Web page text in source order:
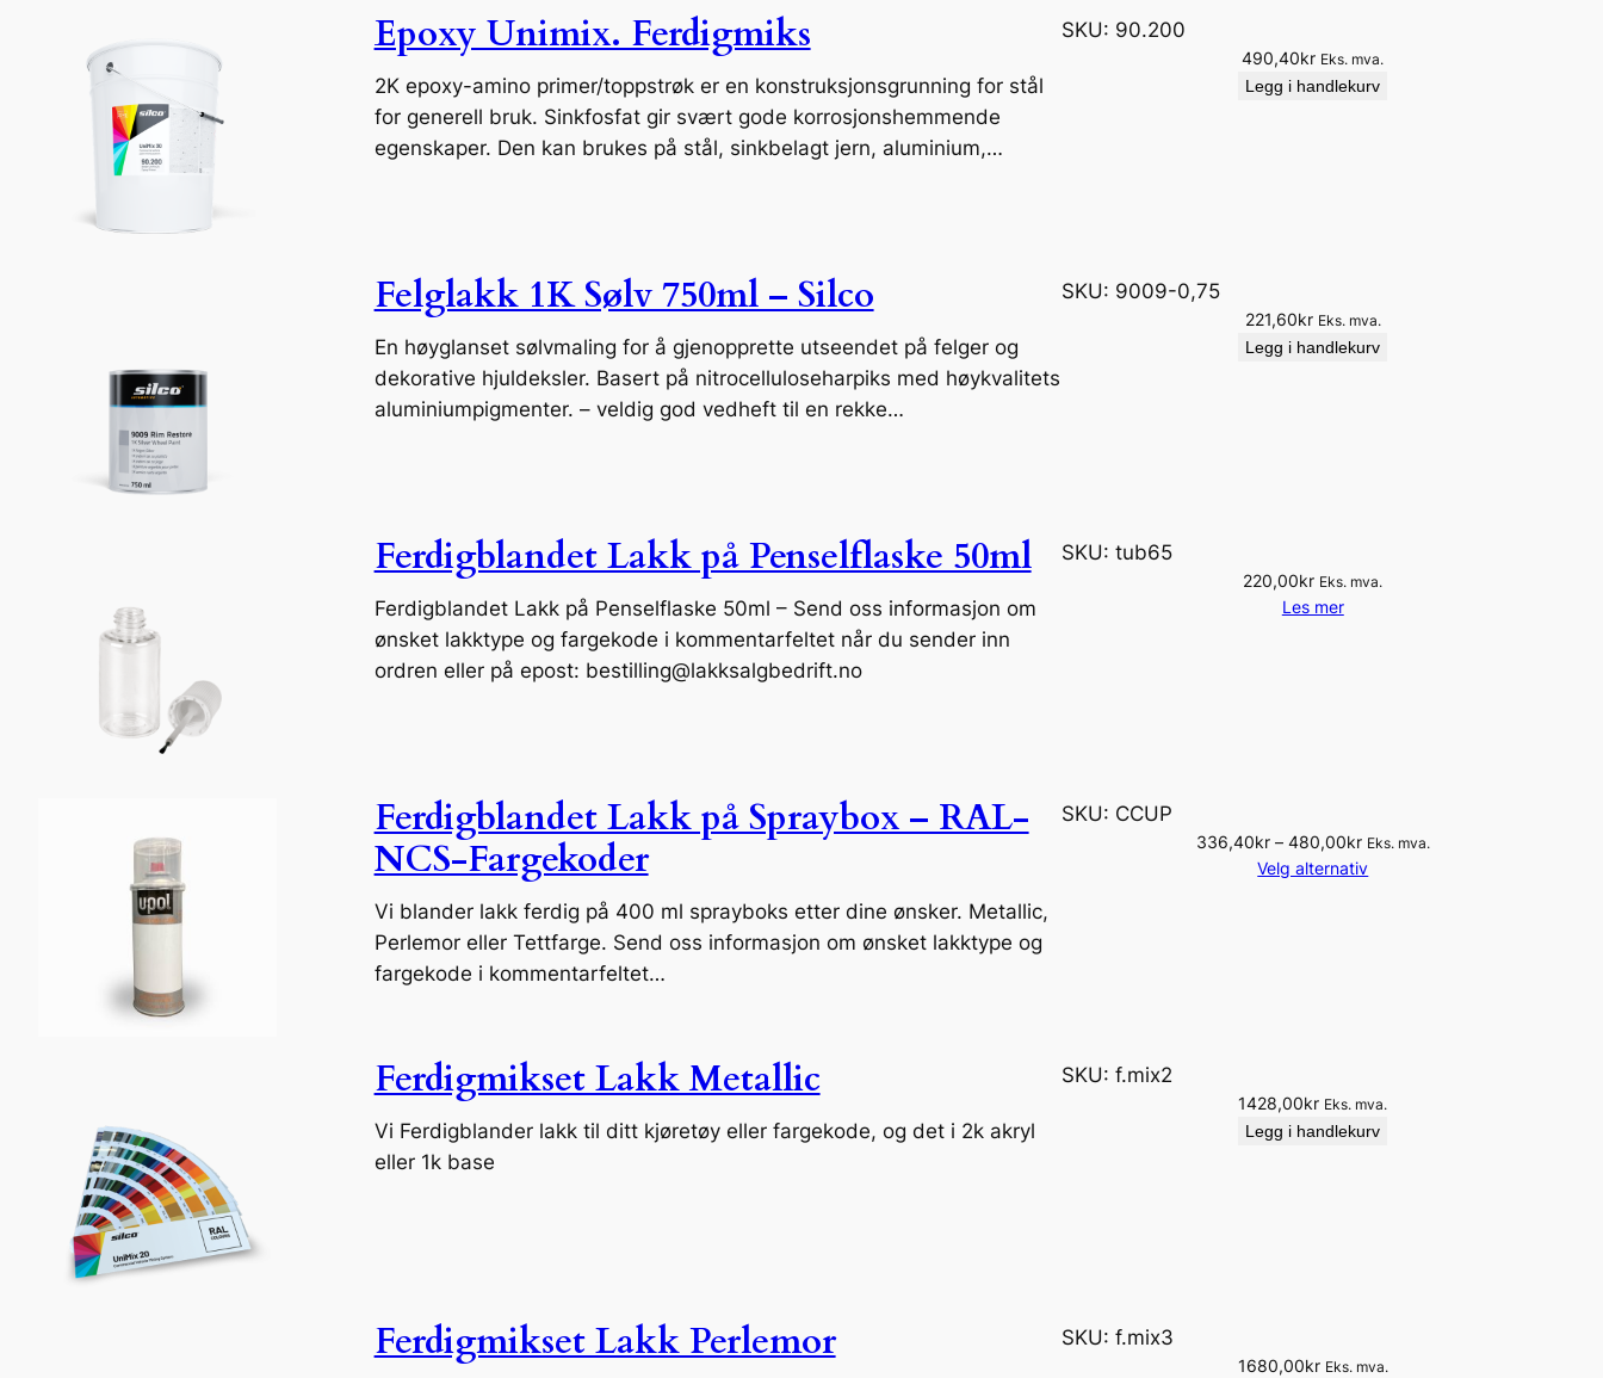
Epoxy Unimix. Ferdigmiks
2K epoxy-amino primer/toppstrøk er en konstruksjonsgrunning for stål
for generell bruk. Sinkfosfat gir svært gode korrosjonshemmende
egenskaper. Den kan brukes på stål, sinkbelagt jern, aluminium,…
SKU: 90.200
490,40kr Eks. mva.
Legg i handlekurv
Felglakk 1K Sølv 750ml – Silco
En høyglanset sølvmaling for å gjenopprette utseendet på felger og
dekorative hjuldeksler. Basert på nitrocelluloseharpiks med høykvalitets
aluminiumpigmenter. – veldig god vedheft til en rekke…
SKU: 9009-0,75
221,60kr Eks. mva.
Legg i handlekurv
Ferdigblandet Lakk på Penselflaske 50ml
Ferdigblandet Lakk på Penselflaske 50ml – Send oss informasjon om
ønsket lakktype og fargekode i kommentarfeltet når du sender inn
ordren eller på epost: bestilling@lakksalgbedrift.no
SKU: tub65
220,00kr Eks. mva.
Les mer
Ferdigblandet Lakk på Spraybox – RAL-
NCS-Fargekoder
Vi blander lakk ferdig på 400 ml sprayboks etter dine ønsker. Metallic,
Perlemor eller Tettfarge. Send oss informasjon om ønsket lakktype og
fargekode i kommentarfeltet…
SKU: CCUP
336,40kr – 480,00krP
r
:
3
i
Eks. mva.
Velg alternativ
Ferdigmikset Lakk Metallic
Vi Ferdigblander lakk til ditt kjøretøy eller fargekode, og det i 2k akryl
eller 1k base
SKU: f.mix2
1428,00kr Eks. mva.
Legg i handlekurv
Ferdigmikset Lakk Perlemor SKU: f.mix3
1680,00kr Eks. mva.